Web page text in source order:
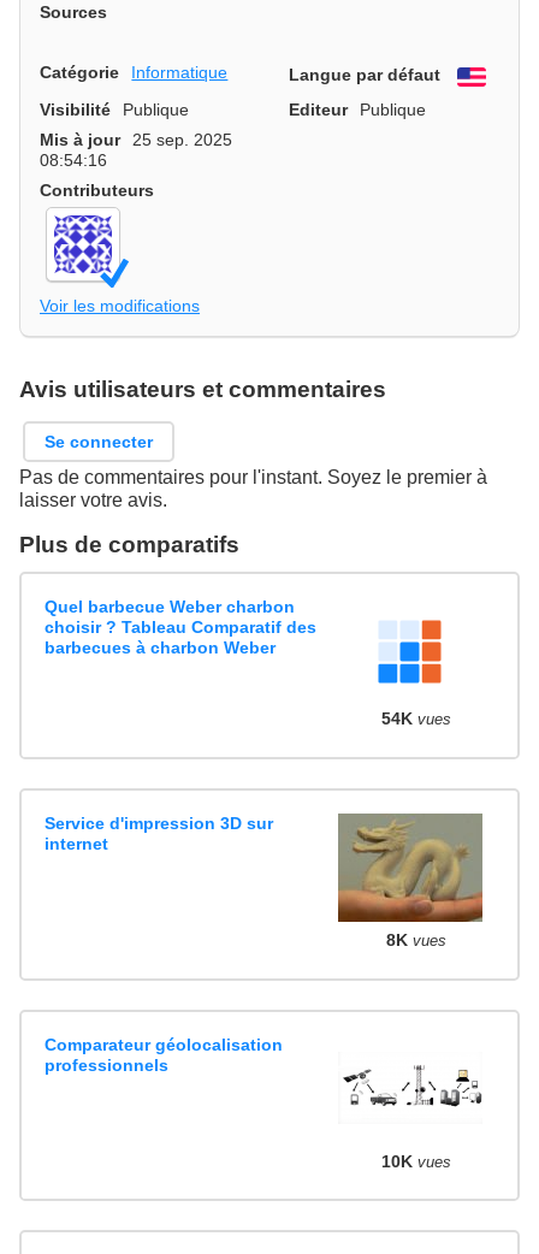
Sources
Catégorie Informatique Langue par défaut
Visibilité
Publique Editeur
Publique
Mis à jour
25 sep. 2025
08:54:16
Contributeurs
Voir les modifications
Avis utilisateurs et commentaires
Se connecter
Pas de commentaires pour l'instant. Soyez le premier à
laisser votre avis.
Plus de comparatifs
Quel barbecue Weber charbon
choisir ? Tableau Comparatif des
barbecues à charbon Weber
54K vues
Service d'impression 3D sur
internet
8K vues
Comparateur géolocalisation
professionnels
10K vues